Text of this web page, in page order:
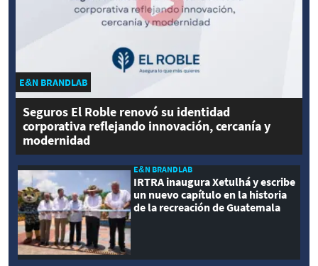
E&N BRANDLAB
Seguros El Roble renovó su identidad
corporativa reflejando innovación, cercanía y
modernidad
E&N BRANDLAB
IRTRA inaugura Xetulhá y escribe
un nuevo capítulo en la historia
de la recreación de Guatemala